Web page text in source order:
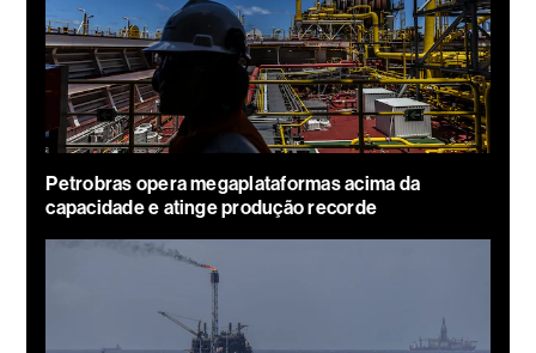
Petrobras opera megaplataformas acima da
capacidade e atinge produção recorde